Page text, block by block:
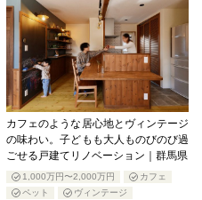
カフェのような居心地とヴィンテージ
の味わい。子どもも大人ものびのび過
ごせる戸建てリノベーション｜群馬県
1,000万円〜2,000万円
カフェ
ペット
ヴィンテージ